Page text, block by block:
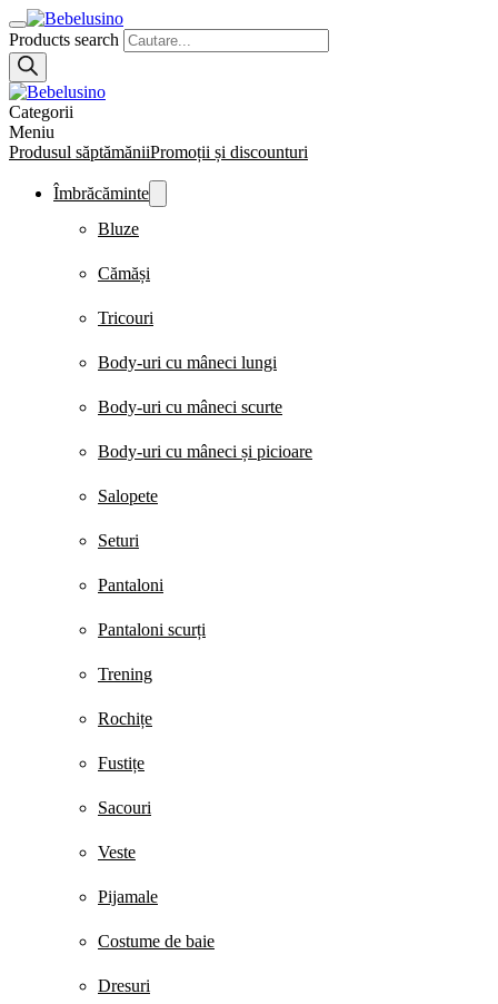
Products search
Categorii
Meniu
Produsul săptămăniiPromoții și discounturi
Îmbrăcăminte
Bluze
Cămăși
Tricouri
Body-uri cu mâneci lungi
Body-uri cu mâneci scurte
Body-uri cu mâneci și picioare
Salopete
Seturi
Pantaloni
Pantaloni scurți
Trening
Rochițe
Fustițe
Sacouri
Veste
Pijamale
Costume de baie
Dresuri